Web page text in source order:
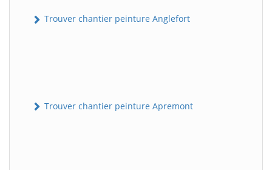
Trouver chantier peinture Anglefort
Trouver chantier peinture Apremont